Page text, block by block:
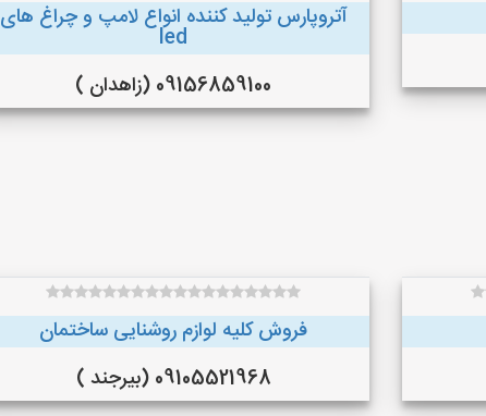
آتروپارس تولید کننده انواع لامپ و چراغ های
led
09156859100 (زاهدان )
فروش کلیه لوازم روشنایی ساختمان
09105521968 (بیرجند )